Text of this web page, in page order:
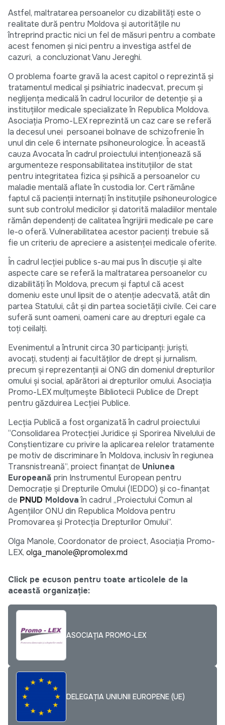
Astfel, maltratarea persoanelor cu dizabilități este o
realitate dură pentru Moldova și autoritățile nu
întreprind practic nici un fel de măsuri pentru a combate
acest fenomen și nici pentru a investiga astfel de
cazuri, a concluzionat Vanu Jereghi.
O problema foarte gravă la acest capitol o reprezintă și
tratamentul medical și psihiatric inadecvat, precum și
neglijența medicală în cadrul locurilor de detenție și a
instituțiilor medicale specializate în Republica Moldova.
Asociația Promo-LEX reprezintă un caz care se referă
la decesul unei persoanei bolnave de schizofrenie în
unul din cele 6 internate psihoneurologice. În această
cauza Avocata în cadrul proiectului intenţionează să
argumenteze responsabilitatea instituţiilor de stat
pentru integritatea fizica şi psihică a persoanelor cu
maladie mentală aflate în custodia lor. Cert rămâne
faptul că pacienţii internaţi în instituţiile psihoneurologice
sunt sub controlul medicilor şi datorită maladiilor mentale
rămân dependenţi de calitatea îngrijirii medicale pe care
le-o oferă. Vulnerabilitatea acestor pacienţi trebuie să
fie un criteriu de apreciere a asistenţei medicale oferite.
În cadrul lecției publice s-au mai pus în discuție și alte
aspecte care se referă la maltratarea persoanelor cu
dizabilități în Moldova, precum și faptul că acest
domeniu este unul lipsit de o atenție adecvată, atât din
partea Statului, cât și din partea societății civile. Cei care
suferă sunt oameni, oameni care au drepturi egale ca
toți ceilalți.
Evenimentul a întrunit circa 30 participanți: jurişti,
avocaţi, studenți ai facultăților de drept și jurnalism,
precum şi reprezentanţii ai ONG din domeniul drepturilor
omului și social, apărători ai drepturilor omului. Asociația
Promo-LEX mulțumește Bibliotecii Publice de Drept
pentru găzduirea Lecției Publice.
Lecția Publică a fost organizată în cadrul proiectului
“Consolidarea Protecţiei Juridice şi Sporirea Nivelului de
Conştientizare cu privire la aplicarea relelor tratamente
pe motiv de discriminare în Moldova, inclusiv în regiunea
Transnistreană”, proiect finanţat de Uniunea
Europeană prin Instrumentul European pentru
Democraţie şi Drepturile Omului (IEDDO) şi co-finanţat
de PNUD Moldovaîn cadrul „Proiectului Comun al
Agenţiilor ONU din Republica Moldova pentru
Promovarea şi Protecţia Drepturilor Omului”.
Olga Manole, Coordonator de proiect, Asociaţia Promo-
LEX, olga_manole@promolex.md
Click pe ecuson pentru toate articolele de la
această organizație:
ASOCIAȚIA PROMO-LEX
DELEGAȚIA UNIUNII EUROPENE (UE)